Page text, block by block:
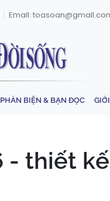
Email:
PHẢN BIỆN & BẠN ĐỌC
thiết